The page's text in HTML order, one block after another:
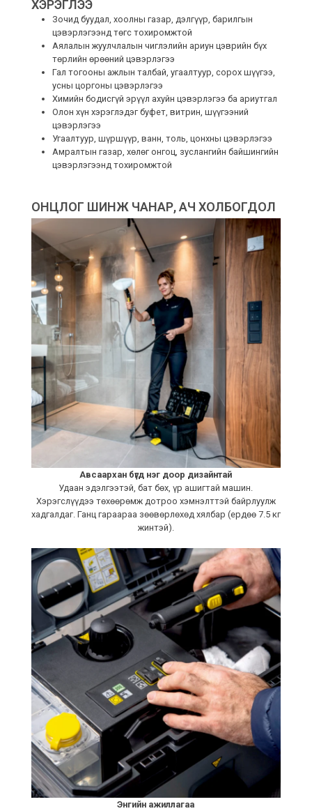
ХЭРЭГЛЭЭ
Зочид буудал, хоолны газар, дэлгүүр, барилгын
цэвэрлэгээнд төгс тохиромжтой
Аялалын жуулчлалын чиглэлийн ариун цэврийн бүх
төрлийн өрөөний цэвэрлэгээ
Гал тогооны ажлын талбай, угаалтуур, сорох шүүгээ,
усны цоргоны цэвэрлэгээ
Химийн бодисгүй эрүүл ахуйн цэвэрлэгээ ба ариутгал
Олон хүн хэрэглэдэг буфет, витрин, шүүгээний
цэвэрлэгээ
Угаалтуур, шүршүүр, ванн, толь, цонхны цэвэрлэгээ
Амралтын газар, хөлөг онгоц, зуслангийн байшингийн
цэвэрлэгээнд тохиромжтой
ОНЦЛОГ ШИНЖ ЧАНАР, АЧ ХОЛБОГДОЛ
Авсаархан бүгд нэг доор дизайнтай
Удаан эдэлгээтэй, бат бөх, үр ашигтай машин.
Хэрэгслүүдээ төхөөрөмж дотроо хэмнэлттэй байрлуулж
хадгалдаг. Ганц гараараа зөөвөрлөхөд хялбар (ердөө 7.5 кг
жинтэй).
Энгийн ажиллагаа